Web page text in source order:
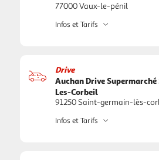
77000 Vaux-le-pénil
Infos et Tarifs
Drive
Auchan Drive
Les-Corbeil
91250 Saint-germain-lès-
Infos et Tarifs